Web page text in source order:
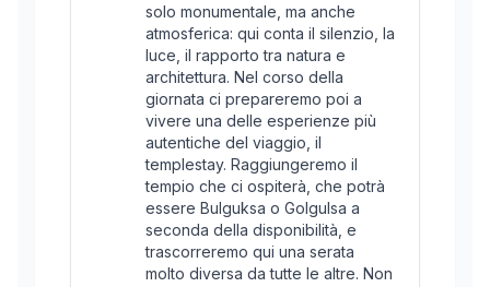
solo monumentale, ma anche
atmosferica: qui conta il silenzio, la
luce, il rapporto tra natura e
architettura. Nel corso della
giornata ci prepareremo poi a
vivere una delle esperienze più
autentiche del viaggio, il
templestay. Raggiungeremo il
tempio che ci ospiterà, che potrà
essere Bulguksa o Golgulsa a
seconda della disponibilità, e
trascorreremo qui una serata
molto diversa da tutte le altre. Non